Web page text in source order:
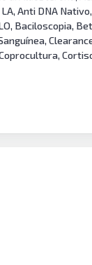
Anti DNA